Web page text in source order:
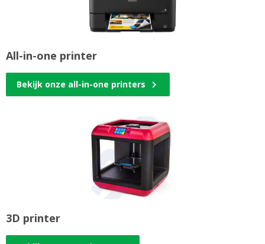
All-in-one printer
Bekijk onze all-in-one printers
3D printer